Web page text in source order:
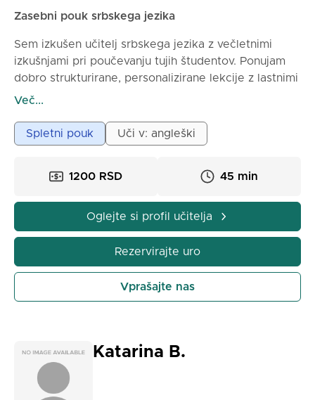
Zasebni pouk srbskega jezika
Sem izkušen učitelj srbskega jezika z večletnimi
izkušnjami pri poučevanju tujih študentov. Ponujam
dobro strukturirane, personalizirane lekcije z lastnimi
gradivi, praktičnimi vajami in interaktivnimi učnimi
spremljam napredek vsakega učenca in lekcije
prilagajam njihovim ciljem – ali gre za pogovor,
je podporen, jasen in osredotočen na vzpostavitev
komuniciranju.
Več...
Spletni pouk Uči v: angleški
1200 RSD 45 min
Oglejte si profil učitelja
Rezervirajte uro
Vprašajte nas
Katarina B.